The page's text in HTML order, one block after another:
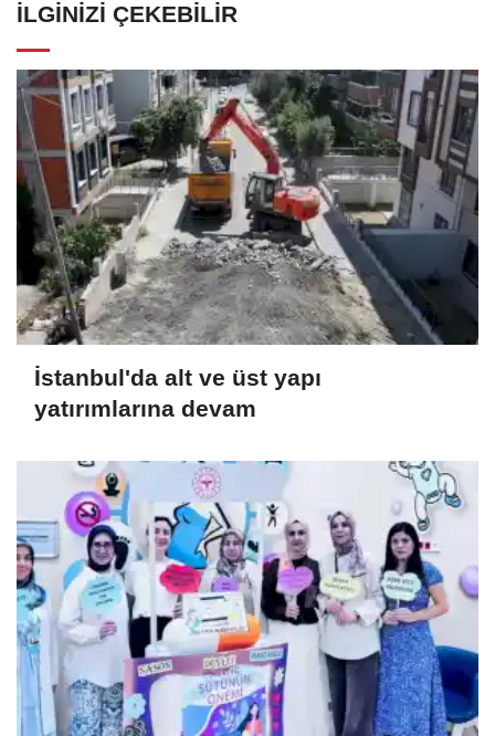
İLGINIZI ÇEKEBILIR
İstanbul'da alt ve üst yapı
yatırımlarına devam